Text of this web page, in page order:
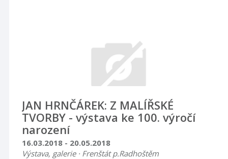
JAN HRNČÁREK: Z MALÍŘSKÉ
TVORBY - výstava ke 100. výročí
narození
16.03.2018 - 20.05.2018
Výstava, galerie · Frenštát p.Radhoštěm